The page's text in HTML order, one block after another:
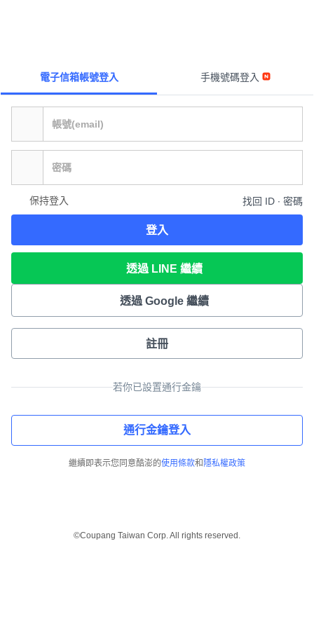
電子信箱帳號登入 手機號碼登入
保持登入 找回 ID ∙ 密碼
登入
透過 LINE 繼續
透過 Google 繼續
註冊
若你已設置通行金鑰
通行金鑰登入
繼續即表示您同意酷澎的使用條款和 隱私權政策
©Coupang Taiwan Corp. All rights reserved.